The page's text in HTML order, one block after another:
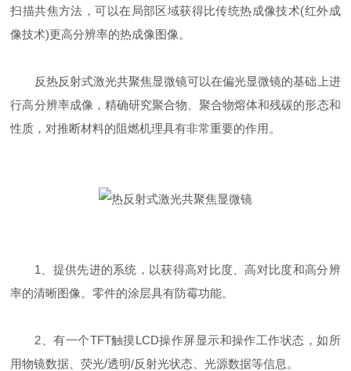
扫描共焦方法，可以在局部区域获得比传统热成像技术(红外成
像技术)更高分辨率的热成像图像。
反热反射式激光共聚焦显微镜可以在偏光显微镜的基础上进
行高分辨率成像，精确研究聚合物、聚合物熔体和残碳的形态和
性质，对推断材料的阻燃机理具有非常重要的作用。
1、提供先进的系统，以获得高对比度、高对比度和高分辨
率的清晰图像。零件的涂层具有防霉功能。
2、有一个TFT触摸LCD操作屏显示和操作工作状态，如所
用物镜数据、荧光/透明/反射光状态、光源数据等信息。